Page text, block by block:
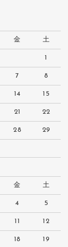
金 土
1
7 8
14 15
21 22
28 29
金 土
4 5
11 12
18 19